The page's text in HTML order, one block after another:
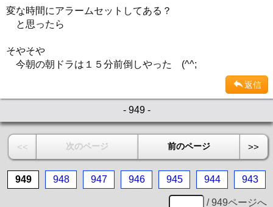
変な時間にアラームセットしてある？
と思ったら
そやそや
今朝の朝ドラは１５分前倒しやった (^^;
返信
- 949 -
<< 次のページ 前のページ >>
949 948 947 946 945 944 943
/ 949ページへ